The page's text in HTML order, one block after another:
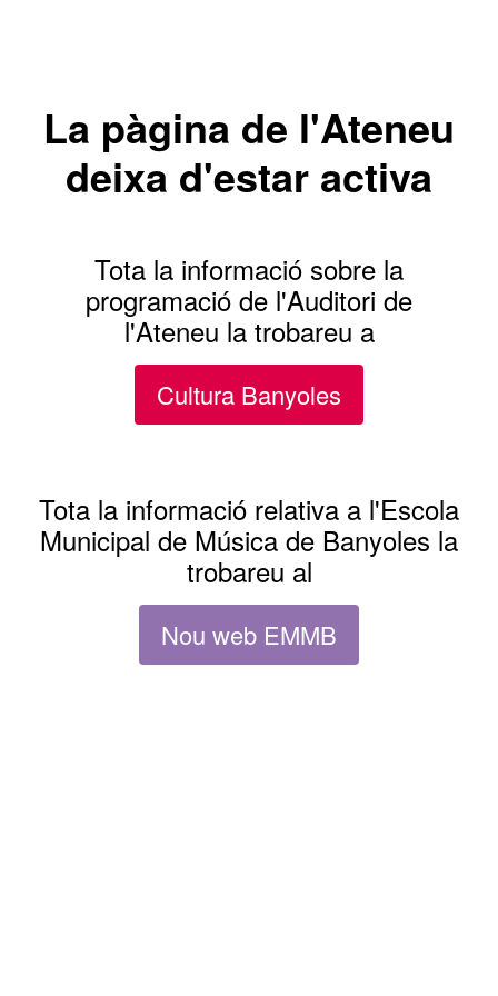
La pàgina de l'Ateneu
deixa d'estar activa
Tota la informació sobre la
programació de l'Auditori de
l'Ateneu la trobareu a
Cultura Banyoles
Tota la informació relativa a l'Escola
Municipal de Música de Banyoles la
trobareu al
Nou web EMMB